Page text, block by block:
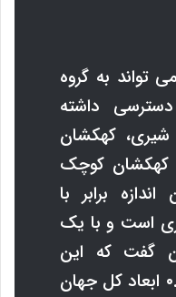
تواند به گروه
داشته
شیری، کهکشان
آندرومدا و نزدیک به ۵۰ کهکشان کوچک
برابر با
نوری است و با یک
گفت که این
بخش برابر با ۰.۰۰۰۰۰۰۰۰۰۰۱ ابعاد کل جهان